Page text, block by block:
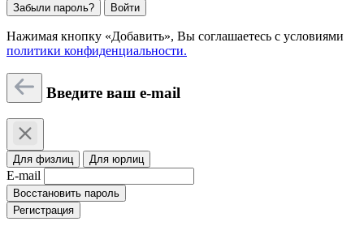
Забыли пароль? Войти
Нажимая кнопку «Добавить», Вы соглашаетесь c условиями
политики конфиденциальности.
Введите ваш e-mail
Для физлиц Для юрлиц
E-mail
Восстановить пароль
Регистрация